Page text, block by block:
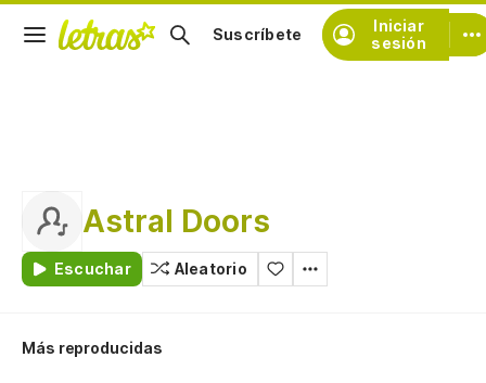
Iniciar
sesión
Suscríbete
Astral Doors
Escuchar Aleatorio
Más reproducidas